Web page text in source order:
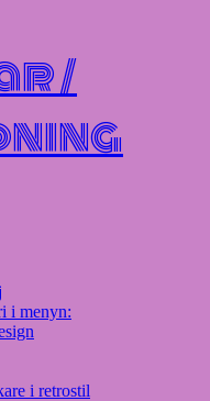
/
i menyn:
i retrostil